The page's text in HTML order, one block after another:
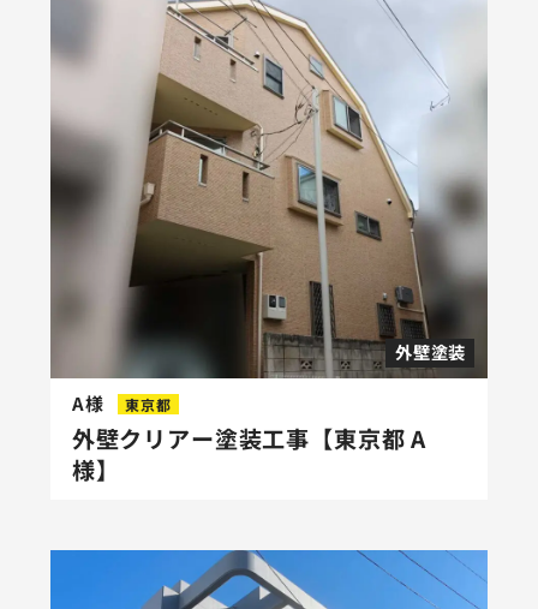
外壁塗装
A様 東京都
外壁クリアー塗装工事【東京都 A
様】